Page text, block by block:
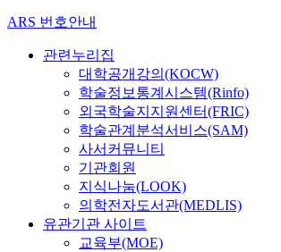
ARS 번호안내
관련누리집
대학공개강의(KOCW)
학술정보통계시스템(Rinfo)
외국학술지지원센터(FRIC)
학술관계분석서비스(SAM)
사서커뮤니티
기관회원
지식나눔(LOOK)
의학전자도서관(MEDLIS)
유관기관 사이트
교육부(MOE)